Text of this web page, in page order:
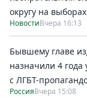
округу на
НовостиВчера 16:13
Бывшему главе
назначили 4 года
с ЛГБТ-
РоссияВчера 15:08